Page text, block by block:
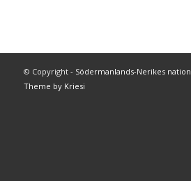
© Copyright - Södermanlands-Nerikes nation
Theme by Kriesi